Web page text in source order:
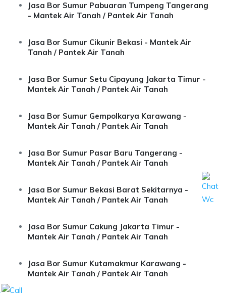
Jasa Bor Sumur Pabuaran Tumpeng Tangerang
- Mantek Air Tanah / Pantek Air Tanah
Jasa Bor Sumur Cikunir Bekasi - Mantek Air
Tanah / Pantek Air Tanah
Jasa Bor Sumur Setu Cipayung Jakarta Timur -
Mantek Air Tanah / Pantek Air Tanah
Jasa Bor Sumur Gempolkarya Karawang -
Mantek Air Tanah / Pantek Air Tanah
Jasa Bor Sumur Pasar Baru Tangerang -
Mantek Air Tanah / Pantek Air Tanah
Jasa Bor Sumur Bekasi Barat Sekitarnya -
Mantek Air Tanah / Pantek Air Tanah
Jasa Bor Sumur Cakung Jakarta Timur -
Mantek Air Tanah / Pantek Air Tanah
Jasa Bor Sumur Kutamakmur Karawang -
Mantek Air Tanah / Pantek Air Tanah